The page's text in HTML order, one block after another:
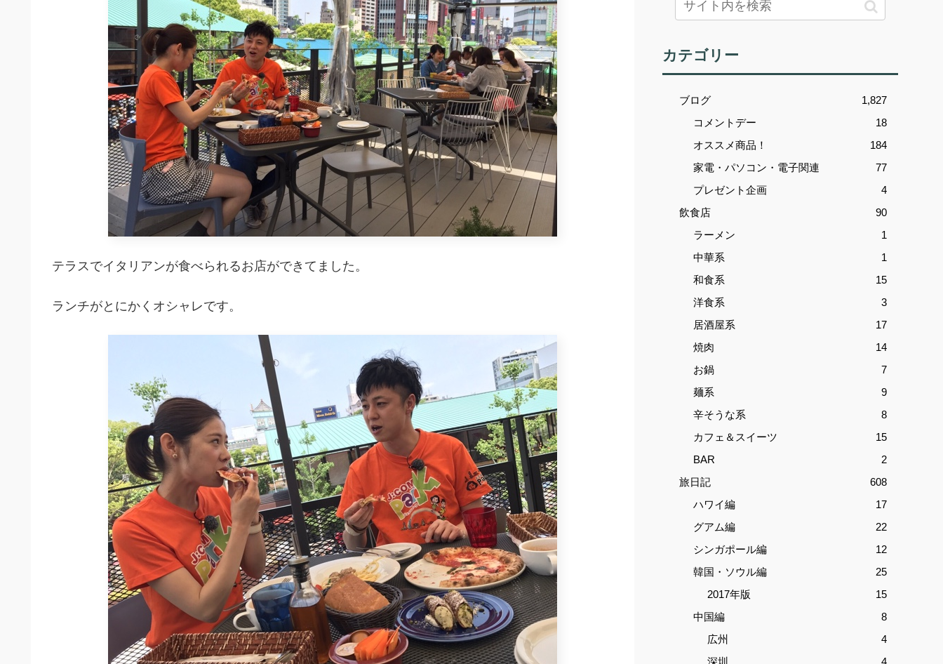
テラスでイタリアンが食べられるお店ができてました。
ランチがとにかくオシャレです。
カテゴリー
ブログ
1,827
コメントデー
18
オススメ商品！
184
家電・パソコン・電子関連
77
プレゼント企画
4
飲食店
90
ラーメン
1
中華系
1
和食系
15
洋食系
3
居酒屋系
17
焼肉
14
お鍋
7
麺系
9
辛そうな系
8
カフェ＆スイーツ
15
BAR
2
旅日記
608
ハワイ編
17
グアム編
22
シンガポール編
12
韓国・ソウル編
25
2017年版
15
中国編
8
広州
4